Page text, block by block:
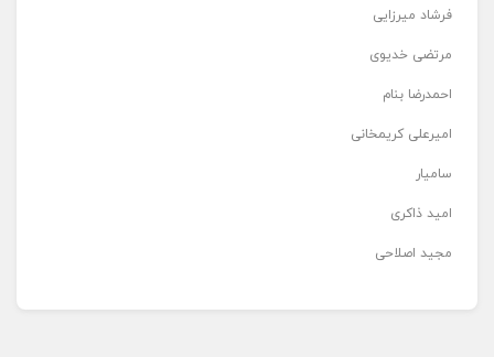
فرشاد میرزایی
مرتضی خدیوی
احمدرضا بنام
امیرعلی کریمخانی
سامیار
امید ذاکری
مجید اصلاحی